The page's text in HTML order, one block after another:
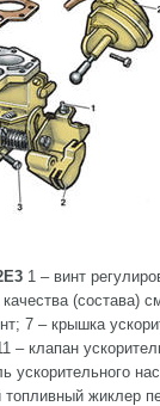
1 – винт
(состава)
7 – крышка
клапан
жиклер